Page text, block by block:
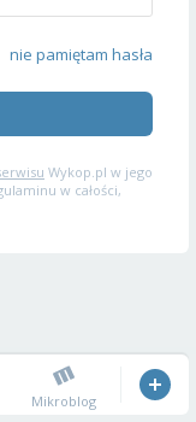
nie pamiętam hasła
Wykop.pl w jego
w całości,
Mikroblog